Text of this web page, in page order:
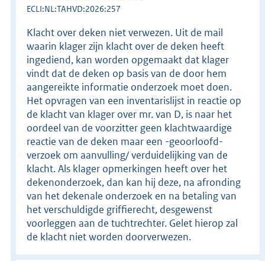
ECLI:NL:TAHVD:2026:257
Klacht over deken niet verwezen. Uit de mail
waarin klager zijn klacht over de deken heeft
ingediend, kan worden opgemaakt dat klager
vindt dat de deken op basis van de door hem
aangereikte informatie onderzoek moet doen.
Het opvragen van een inventarislijst in reactie op
de klacht van klager over mr. van D, is naar het
oordeel van de voorzitter geen klachtwaardige
reactie van de deken maar een -geoorloofd-
verzoek om aanvulling/ verduidelijking van de
klacht. Als klager opmerkingen heeft over het
dekenonderzoek, dan kan hij deze, na afronding
van het dekenale onderzoek en na betaling van
het verschuldigde griffierecht, desgewenst
voorleggen aan de tuchtrechter. Gelet hierop zal
de klacht niet worden doorverwezen.